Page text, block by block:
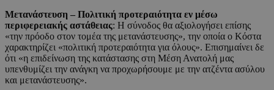
Μετανάστευση – Πολιτική προτεραιότητα εν μέσω
περιφερειακής αστάθειας: Η σύνοδος θα αξιολογήσει επίσης
«την πρόοδο στον τομέα της μετανάστευσης», την οποία ο Κόστα
χαρακτηρίζει «πολιτική προτεραιότητα για όλους». Επισημαίνει δε
ότι «η επιδείνωση της κατάστασης στη Μέση Ανατολή μας
υπενθυμίζει την ανάγκη να προχωρήσουμε με την ατζέντα ασύλου
και μετανάστευσης».